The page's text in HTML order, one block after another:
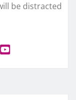
be distracted